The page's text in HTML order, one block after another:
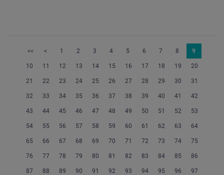
<< < 1 2 3 4 5 6 7 8 9
10 11 12 13 14 15 16 17 18 19 20
21 22 23 24 25 26 27 28 29 30 31
32 33 34 35 36 37 38 39 40 41 42
43 44 45 46 47 48 49 50 51 52 53
54 55 56 57 58 59 60 61 62 63 64
65 66 67 68 69 70 71 72 73 74 75
76 77 78 79 80 81 82 83 84 85 86
87 88 89 90 91 92 93 94 95 96 97